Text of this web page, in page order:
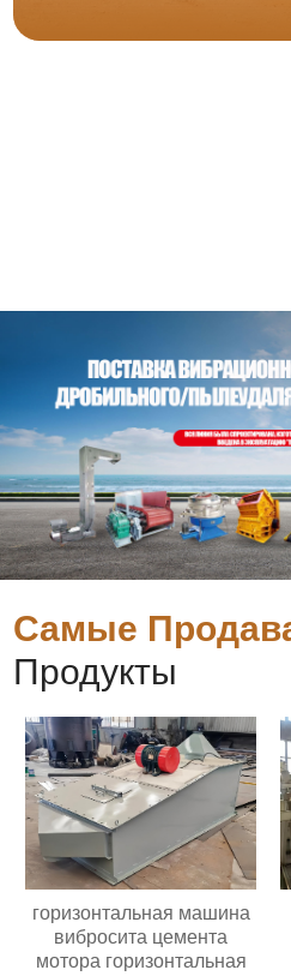
Самые
Продукты
горизонтальная машина
вибросита цемента
мотора горизонтальная